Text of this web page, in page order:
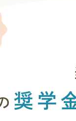
奨学